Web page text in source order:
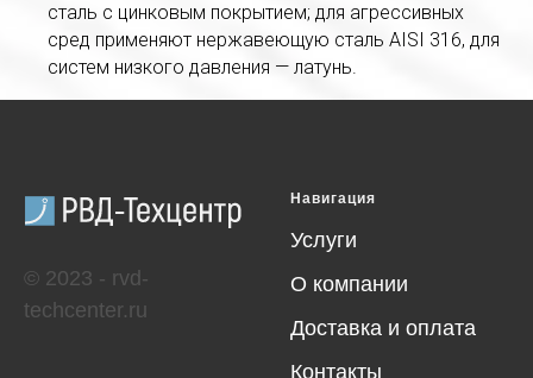
сталь с цинковым покрытием; для агрессивных
сред применяют нержавеющую сталь AISI 316, для
систем низкого давления — латунь.
© 2023 - rvd-
techcenter.ru
Навигация
Услуги
О компании
Доставка и оплата
Контакты